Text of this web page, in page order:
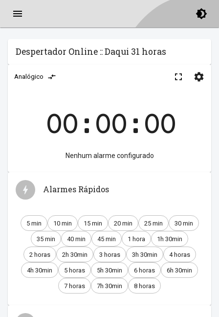
Despertador Online :: Daqui 31 horas
Analógico
00:00:00
Nenhum alarme configurado
Alarmes Rápidos
5 min 10 min 15 min 20 min 25 min 30 min
35 min 40 min 45 min 1 hora 1h 30min
2 horas 2h 30min 3 horas 3h 30min 4 horas
4h 30min 5 horas 5h 30min 6 horas 6h 30min
7 horas 7h 30min 8 horas